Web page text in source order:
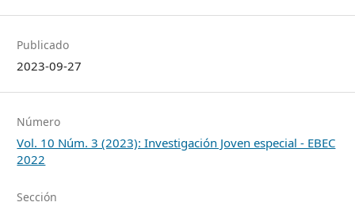
Publicado
2023-09-27
Número
Vol. 10 Núm. 3 (2023): Investigación Joven especial - EBEC
2022
Sección